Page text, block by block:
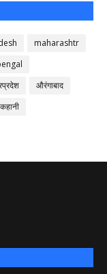
maharashtr
औरंगाबाद